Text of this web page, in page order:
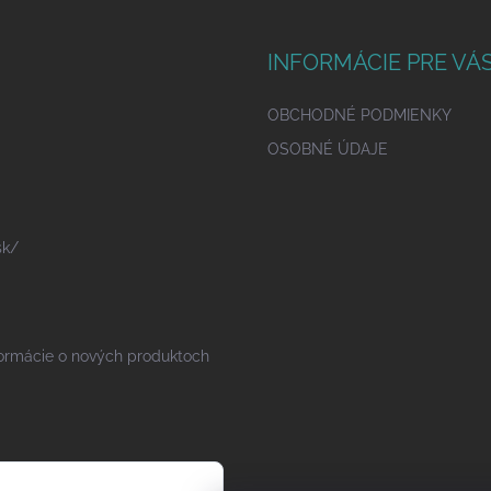
INFORMÁCIE PRE
OBCHODNÉ PODMIENKY
OSOBNÉ ÚDAJE
o nových produktoch